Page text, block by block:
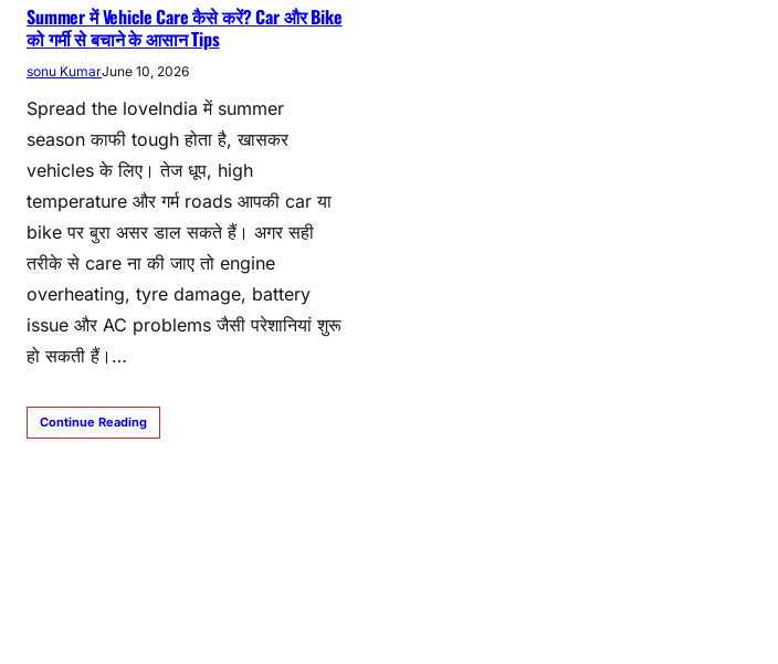
Summer में Vehicle Care कैसे करें? Car और Bike
को गर्मी से बचाने के आसान Tips
sonu KumarJune 10, 2026
Spread the loveIndia में summer
season काफी tough होता है, खासकर
vehicles के लिए। तेज धूप, high
temperature और गर्म roads आपकी car या
bike पर बुरा असर डाल सकते हैं। अगर सही
तरीके से care ना की जाए तो engine
overheating, tyre damage, battery
issue और AC problems जैसी परेशानियां शुरू
हो सकती हैं।…
Continue Reading